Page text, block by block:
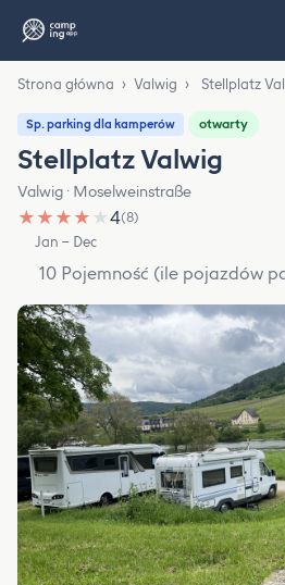
Strona główna › Valwig › Stellplatz
Sp. parking dla kamperów otwarty
Stellplatz Valwig
Valwig · Moselweinstraße
★ ★ ★ ★ ★4(8)
Jan – Dec
10 Pojemność (ile pojazdów